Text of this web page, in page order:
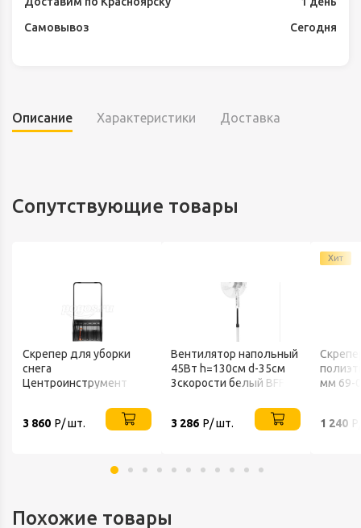
Самовывоз
Сегодня
Описание Характеристики Доставка
Сопутствующие товары
Скрепер для уборки
снега
Центроинструмент
3 860 Р/ шт.
Вентилятор напольный
45Вт h=130см d-35см
3скорости белый BFF-
3 286 Р/ шт.
Хит
мм 69-
1 240
Похожие товары